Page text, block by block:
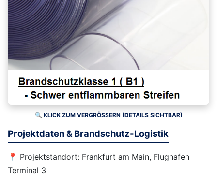
🔍 KLICK ZUM VERGRÖSSERN (DETAILS SICHTBAR)
Projektdaten & Brandschutz-Logistik
📍 Projektstandort: Frankfurt am Main, Flughafen
Terminal 3